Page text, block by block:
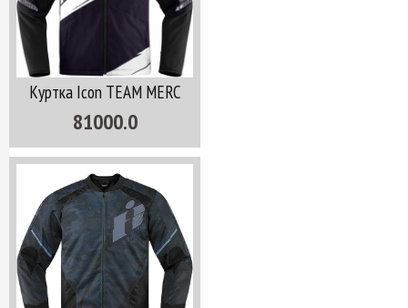
Куртка Icon TEAM MERC
81000.0